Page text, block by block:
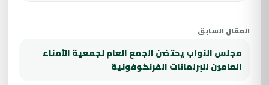
المقال السابق
مجلس النواب يحتضن الجمع العام لجمعية الأمناء
العامين للبرلمانات الفرنكوفونية